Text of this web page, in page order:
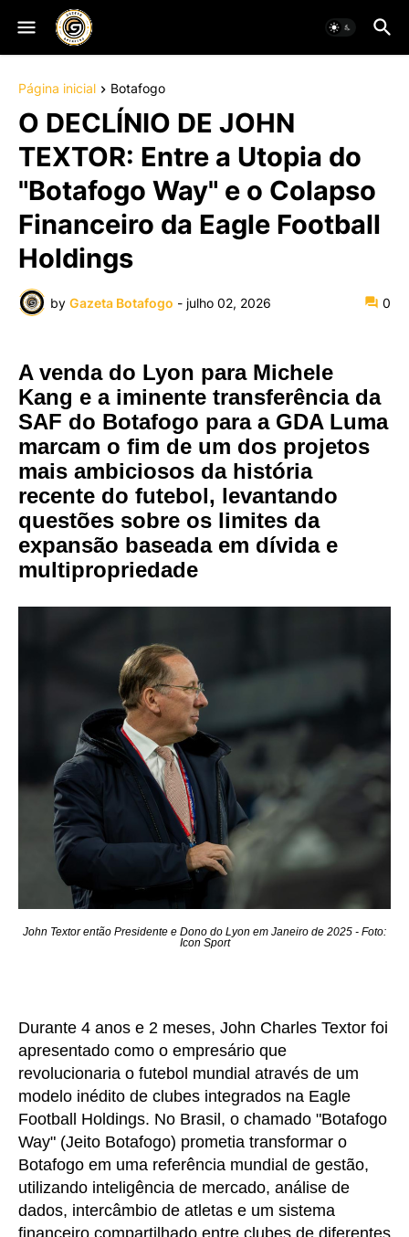
Página inicial Botafogo
O DECLÍNIO DE JOHN
TEXTOR: Entre a Utopia do
"Botafogo Way" e o Colapso
Financeiro da Eagle Football
Holdings
by Gazeta Botafogo - julho 02, 2026 0
A venda do Lyon para Michele
Kang e a iminente transferência da
SAF do Botafogo para a GDA Luma
marcam o fim de um dos projetos
mais ambiciosos da história
recente do futebol, levantando
questões sobre os limites da
expansão baseada em dívida e
multipropriedade
John Textor então Presidente e Dono do Lyon em Janeiro de 2025 - Foto:
Icon Sport
Durante 4 anos e 2 meses, John Charles Textor foi
apresentado como o empresário que
revolucionaria o futebol mundial através de um
modelo inédito de clubes integrados na Eagle
Football Holdings. No Brasil, o chamado "Botafogo
Way" (Jeito Botafogo) prometia transformar o
Botafogo em uma referência mundial de gestão,
utilizando inteligência de mercado, análise de
dados, intercâmbio de atletas e um sistema